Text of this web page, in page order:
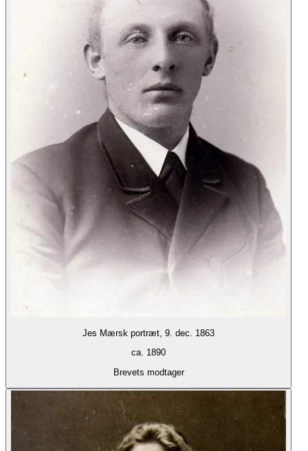
Jes Mærsk portræt, 9. dec. 1863
ca. 1890
Brevets modtager